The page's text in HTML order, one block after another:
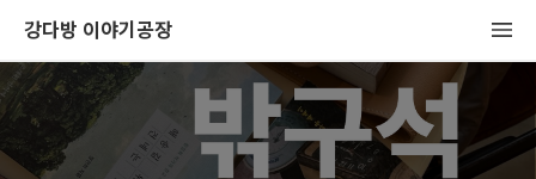
강다방 이야기공장